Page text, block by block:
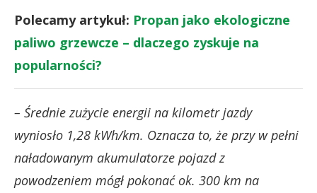
Polecamy artykuł: Propan jako ekologiczne
paliwo grzewcze – dlaczego zyskuje na
popularności?
– Średnie zużycie energii na kilometr jazdy
wyniosło 1,28 kWh/km. Oznacza to, że przy w pełni
naładowanym akumulatorze pojazd z
powodzeniem mógł pokonać ok. 300 km na